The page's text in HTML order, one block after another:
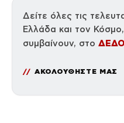
Δείτε όλες τις
Ελλάδα και τον
συμβαίνουν, στο
ΑΚΟΛΟΥΘΗΣΤΕ ΜΑΣ